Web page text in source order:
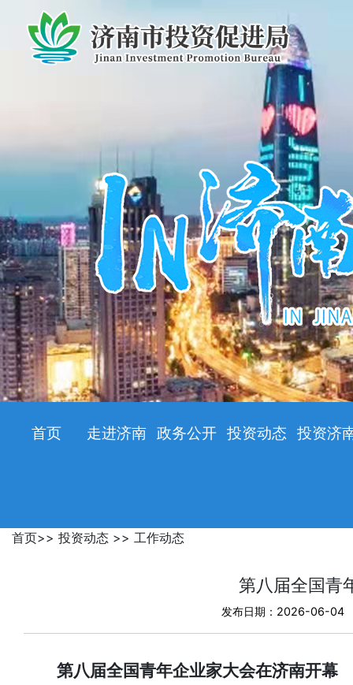
首页 走进济南 政务公开 投资动态 投资济
首页>> 投资动态 >> 工作动态
第八届全国青
发布日期：2026-06-04
第八届全国青年企业家大会在济南开幕